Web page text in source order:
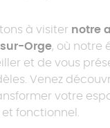
à visiter notre
Orge, où notre
et de vous
Venez
votre
fonctionnel.